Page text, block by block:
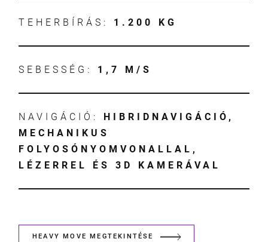
TEHERBÍRÁS: 1.200 KG
SEBESSÉG: 1,7 M/S
NAVIGÁCIÓ:
HIBRIDNAVIGÁCIÓ,
MECHANIKUS
FOLYOSÓNYOMVONALLAL,
LÉZERREL ÉS 3D KAMERÁVAL
HEAVY MOVE MEGTEKINTÉSE